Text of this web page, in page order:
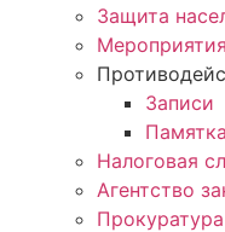
Защита
Записи
Памятка
Налоговая
Агентство
Прокуратура